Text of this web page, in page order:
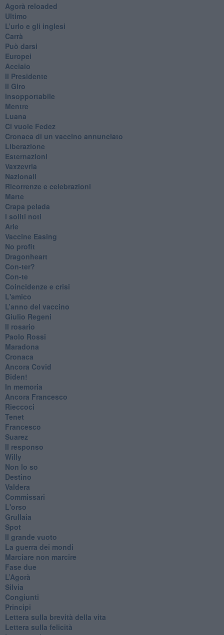
​Agorà reloaded
Ultimo
​L’urlo e gli inglesi
Carrà
Può darsi
Europei
Acciaio
Il Presidente
​Il Giro
Insopportabile
​Mentre
Luana
​Ci vuole Fedez
​Cronaca di un vaccino annunciato
​Liberazione
Esternazioni
Vaxzevria
Nazionali
​Ricorrenze e celebrazioni
Marte
​Crapa pelada
​I soliti noti
Arie
​Vaccine Easing
No profit
Dragonheart
Con-ter?
​Con-te
Coincidenze e crisi
L'amico
​L’anno del vaccino
Giulio Regeni
​Il rosario
Paolo Rossi
Maradona
Cronaca
​Ancora Covid
​Biden!
In memoria
​Ancora Francesco
Rieccoci
Tenet
Francesco
Suarez
​Il responso
Willy
Non lo so
Destino
Valdera
Commissari
L'orso
Grullaia
Spot
​Il grande vuoto
​La guerra dei mondi
Marciare non marcire
Fase due
L’Agorà
Silvia
Congiunti
Principi
​Lettera sulla brevità della vita
​Lettera sulla felicità